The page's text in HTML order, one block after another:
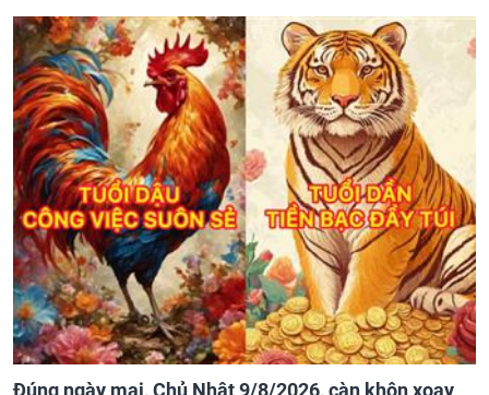
Đúng ngày mai, Chủ Nhật 9/8/2026, càn khôn xoay